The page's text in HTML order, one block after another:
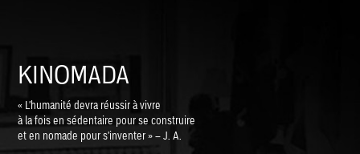
KINOMADA
« L'humanité devra réussir à vivre
à la fois en sédentaire pour se construire
et en nomade pour s'inventer » – J. A.